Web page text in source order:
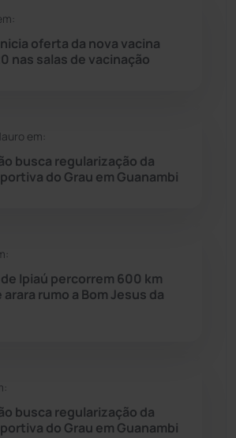
(50)
oferta da nova vacina
nas salas de vacinação
em:
busca regularização da
do Grau em Guanambi
Ipiaú percorrem 600 km
arara rumo a Bom Jesus da
busca regularização da
do Grau em Guanambi